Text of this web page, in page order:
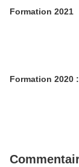
Formation 2021
Formation 2020